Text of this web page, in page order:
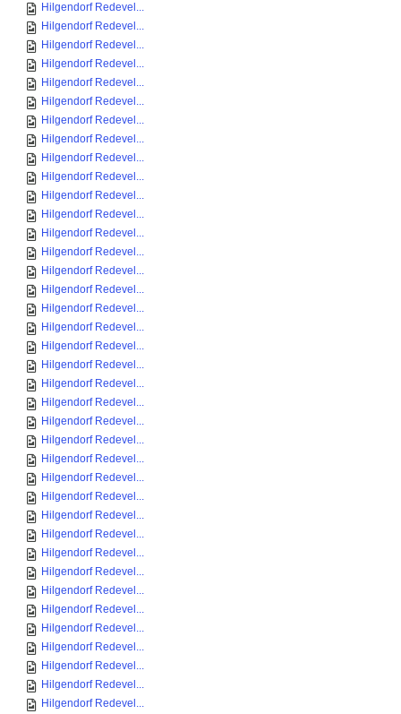
Hilgendorf Redevel...
Hilgendorf Redevel...
Hilgendorf Redevel...
Hilgendorf Redevel...
Hilgendorf Redevel...
Hilgendorf Redevel...
Hilgendorf Redevel...
Hilgendorf Redevel...
Hilgendorf Redevel...
Hilgendorf Redevel...
Hilgendorf Redevel...
Hilgendorf Redevel...
Hilgendorf Redevel...
Hilgendorf Redevel...
Hilgendorf Redevel...
Hilgendorf Redevel...
Hilgendorf Redevel...
Hilgendorf Redevel...
Hilgendorf Redevel...
Hilgendorf Redevel...
Hilgendorf Redevel...
Hilgendorf Redevel...
Hilgendorf Redevel...
Hilgendorf Redevel...
Hilgendorf Redevel...
Hilgendorf Redevel...
Hilgendorf Redevel...
Hilgendorf Redevel...
Hilgendorf Redevel...
Hilgendorf Redevel...
Hilgendorf Redevel...
Hilgendorf Redevel...
Hilgendorf Redevel...
Hilgendorf Redevel...
Hilgendorf Redevel...
Hilgendorf Redevel...
Hilgendorf Redevel...
Hilgendorf Redevel...